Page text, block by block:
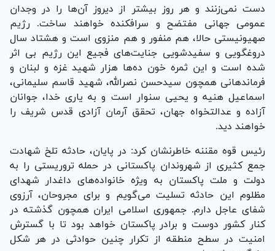
دست نمی‌زنند و هر روز بیشتر از دیروز آن‌ها را در وجدان
عمومی جهانی مفتضح و سرافکنده خواهند ساخت. رژیم
صهیونیستی حالا، هم منفور و هم منزوی است و هشتاد سال
دروغگویی و سفیدشویی جنایت‌های فجیع این رژیم بی اثر
شده است و این ثمره خون ده‌ها هزار شهید غزه و لبنان و
فرماندهانی همچون سیدحسن نصرالله، شهید قاسم سلیمانی،
اسماعیل هنیه و یحیی سنوار است و به یاری خدا، جوانان
آزاده و عدالتخواه جهان، تحقق آرمان آزادی قدس شریف را
خواهند دید.
رئیس قوه مقننه خاطرنشان کرد: در پایان، حادثه تلخ شهادت
جمع کثیری از شهروندان پاکستانی در حمله تروریستی را به
دولت و ملت پاکستان به ویژه خانواده‌های داغدار شهدای
مظلوم این حادثه تسلیت می‌گویم و برای مجروحان، آرزوی
شفای عاجل دارم. جمهوری اسلامی ایران همچون گذشته در
کنار کشور دوست و برادر پاکستان خواهد بود تا با گسترش
امنیت در سطح منطقه از تکرار چنین حوادثی در هر شکل